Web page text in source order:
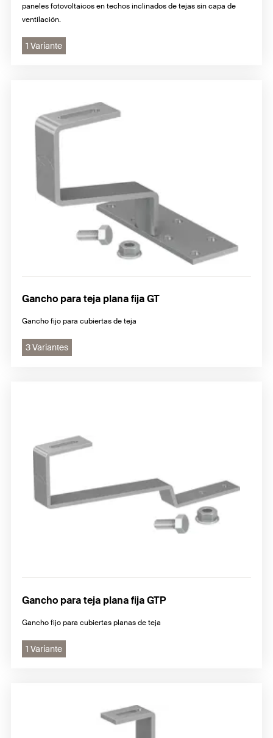
paneles fotovoltaicos en techos inclinados de tejas sin capa de
ventilación.
1 Variante
Gancho para teja plana fija GT
Gancho fijo para cubiertas de teja
3 Variantes
Gancho para teja plana fija GTP
Gancho fijo para cubiertas planas de teja
1 Variante